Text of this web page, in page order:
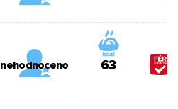
nehodnoceno 63